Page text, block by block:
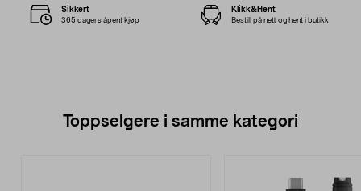
Sikkert
365 dagers åpent kjøp
Klikk&Hent
Bestill på nett og hent i butikk
Toppselgere i samme kategori